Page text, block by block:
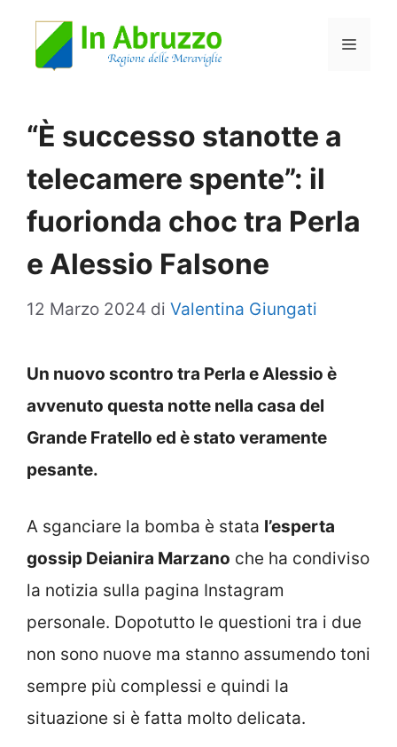
Menu
“È successo stanotte a
telecamere spente”: il
fuorionda choc tra Perla
e Alessio Falsone
12 Marzo 2024 di Valentina Giungati
Un nuovo scontro tra Perla e Alessio è
avvenuto questa notte nella casa del
Grande Fratello ed è stato veramente
pesante.
A sganciare la bomba è stata l’esperta
gossip Deianira Marzano che ha condiviso
la notizia sulla pagina Instagram
personale. Dopotutto le questioni tra i due
non sono nuove ma stanno assumendo toni
sempre più complessi e quindi la
situazione si è fatta molto delicata.